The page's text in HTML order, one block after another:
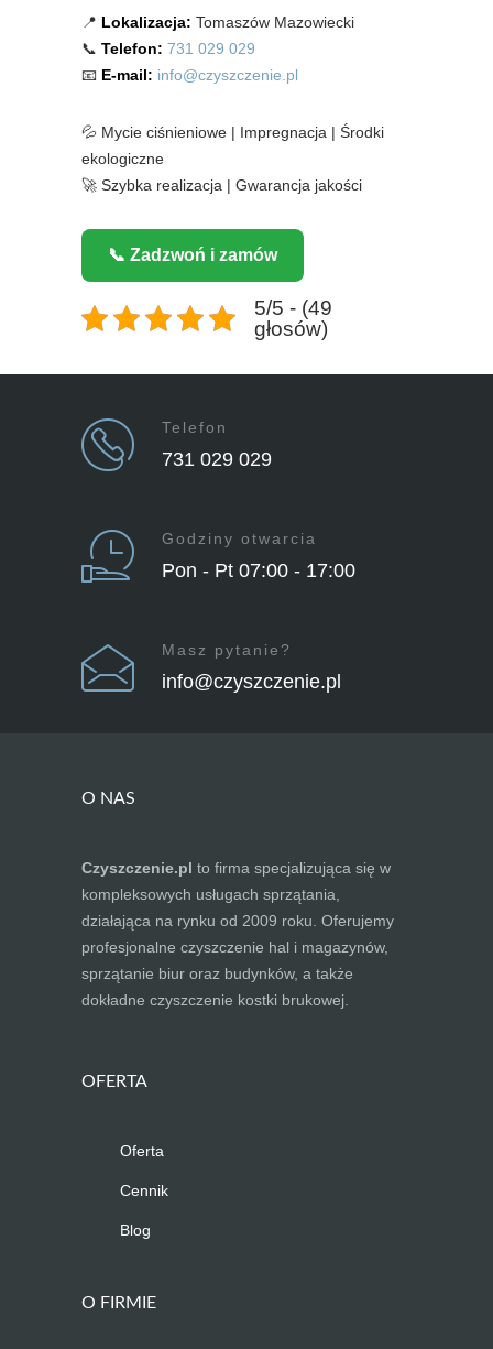
📍 Lokalizacja: Tomaszów Mazowiecki
📞 Telefon: 731 029 029
📧 E-mail: info@czyszczenie.pl
💦 Mycie ciśnieniowe | Impregnacja | Środki
ekologiczne
🚀 Szybka realizacja | Gwarancja jakości
📞 Zadzwoń i zamów
5/5 - (49
głosów)
Telefon
731 029 029
Godziny otwarcia
Pon - Pt 07:00 - 17:00
Masz pytanie?
info@czyszczenie.pl
O NAS
Czyszczenie.pl to firma specjalizująca się w
kompleksowych usługach sprzątania,
działająca na rynku od 2009 roku. Oferujemy
profesjonalne czyszczenie hal i magazynów,
sprzątanie biur oraz budynków, a także
dokładne czyszczenie kostki brukowej.
OFERTA
Oferta
Cennik
Blog
O FIRMIE